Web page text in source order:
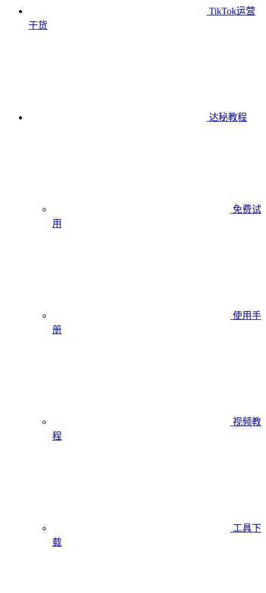
TikTok运营
干货
达秘教程
免费试
用
使用手
册
视频教
程
工具下
载